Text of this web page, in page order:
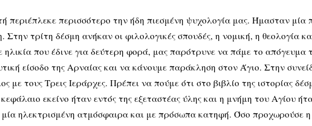
περιέπλεκε περισσότερο την ήδη πιεσμένη ψυχολογία μας. Ήμασταν μία
Στην τρίτη δέσμη ανήκαν οι φιλολογικές σπουδές, η νομική, η θεολογία
ηλικία που έδινε για δεύτερη φορά, μας παρότρυνε να πάμε το
είσοδο της Αρναίας και να κάνουμε παράκληση στον Άγιο. Στην
με τους Τρεις Ιεράρχες. Πρέπει να πούμε ότι στο βιβλίο της ιστορίας
εκείνο ήταν εντός της εξεταστέας ύλης και η μνήμη του Αγίου
μία ηλεκτρισμένη ατμόσφαιρα και με πρόσωπα κατηφή. Όσο